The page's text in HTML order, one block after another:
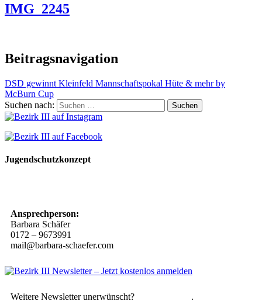
IMG_2245
Beitragsnavigation
DSD gewinnt Kleinfeld Mannschaftspokal Hüte & mehr by
McBurn Cup
Suchen nach:
Jugendschutzkonzept
Ansprechperson:
Barbara Schäfer
0172 – 9673991
mail@barbara-schaefer.com
Weitere Newsletter unerwünscht? .